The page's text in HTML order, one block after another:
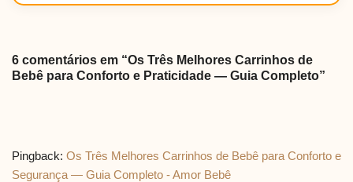
6 comentários em “Os Três Melhores Carrinhos de
Bebê para Conforto e Praticidade — Guia Completo”
Pingback: Os Três Melhores Carrinhos de Bebê para Conforto e
Segurança — Guia Completo - Amor Bebê